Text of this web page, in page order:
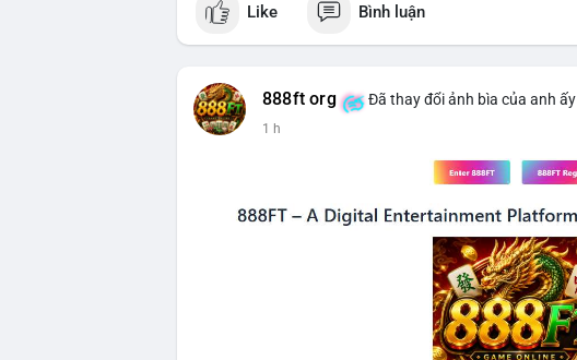
$btc
📰 Nguồn: CoinDesk
Like Bình luận
888ft org Đã thay đổi ảnh bìa của anh ấy
1 h